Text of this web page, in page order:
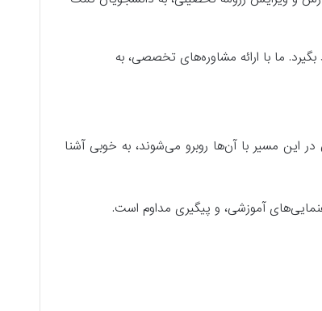
ما با ارائه مشاوره‌های تخصصی، به
مسیر با آن‌ها روبرو می‌شوند، به خوبی آشنا
آموزشی، و پیگیری مداوم است.